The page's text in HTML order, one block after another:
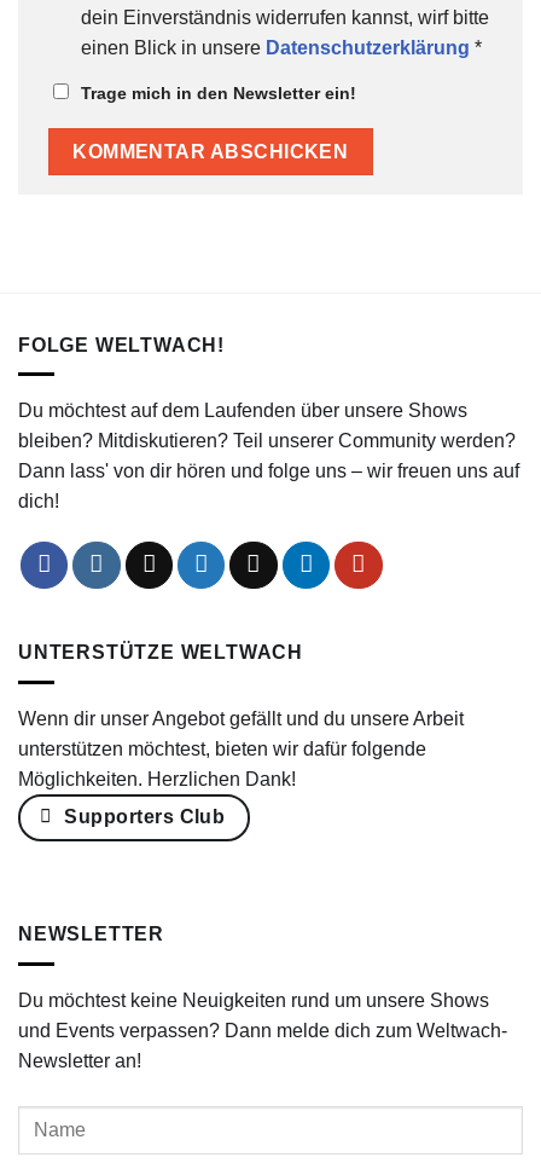
dein Einverständnis widerrufen kannst, wirf bitte
einen Blick in unsere Datenschutzerklärung *
Trage mich in den Newsletter ein!
FOLGE WELTWACH!
Du möchtest auf dem Laufenden über unsere Shows
bleiben? Mitdiskutieren? Teil unserer Community werden?
Dann lass' von dir hören und folge uns – wir freuen uns auf
dich!
UNTERSTÜTZE WELTWACH
Wenn dir unser Angebot gefällt und du unsere Arbeit
unterstützen möchtest, bieten wir dafür folgende
Möglichkeiten. Herzlichen Dank!
Supporters Club
NEWSLETTER
Du möchtest keine Neuigkeiten rund um unsere Shows
und Events verpassen? Dann melde dich zum Weltwach-
Newsletter an!